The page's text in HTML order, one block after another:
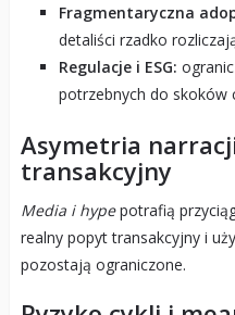
Fragmentaryczna
detaliści rzadko
Regulacje i ESG:
potrzebnych do skoków
Asymetria
transakcyjny
Media i hypepotrafią
realny popyt transakcyjny i
pozostają ograniczone.